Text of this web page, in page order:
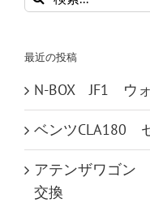
索
最近の投稿
N-BOX JF1 ウ
ベンツCLA180
アテンザワゴン
交換